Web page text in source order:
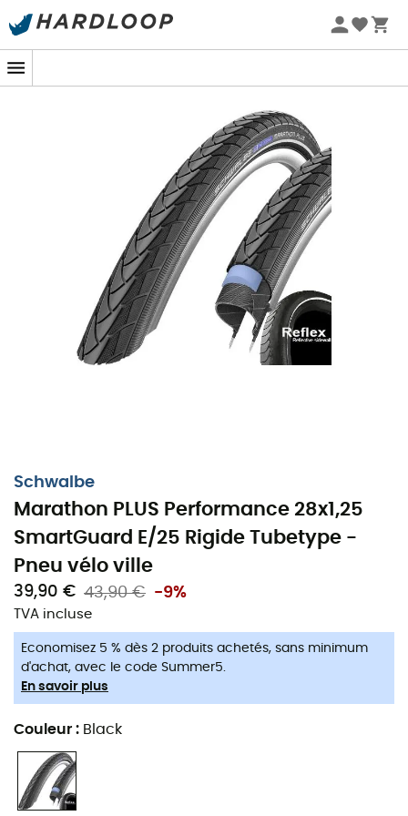
Promos d'été 🔥 -5 % EXTRA dès 2 produits* code Summer5
-5% Extra - Code Summer5
Schwalbe
Marathon PLUS Performance 28x1,25
SmartGuard E/25 Rigide Tubetype -
Pneu vélo ville
39,90 € 43,90 € -9%
TVA incluse
Economisez 5 % dès 2 produits achetés, sans minimum
d'achat, avec le code Summer5.
En savoir plus
Couleur : Black
Le pneu taillé pour la ville.
Pour vos différents trajets à vélo en ville, faite confiance
aupneu de vélo Marathon PLUS Performance
marqueSchwalbe
spécialement conçu afin de résister aux
crevaisons